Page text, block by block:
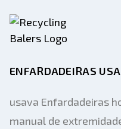
ENFARDADEIRAS
usava Enfardadeiras
manual de